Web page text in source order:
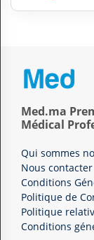
Med.ma
Médical
Qui sommes
Nous contacter
Conditions
Politique de
Politique
Conditions